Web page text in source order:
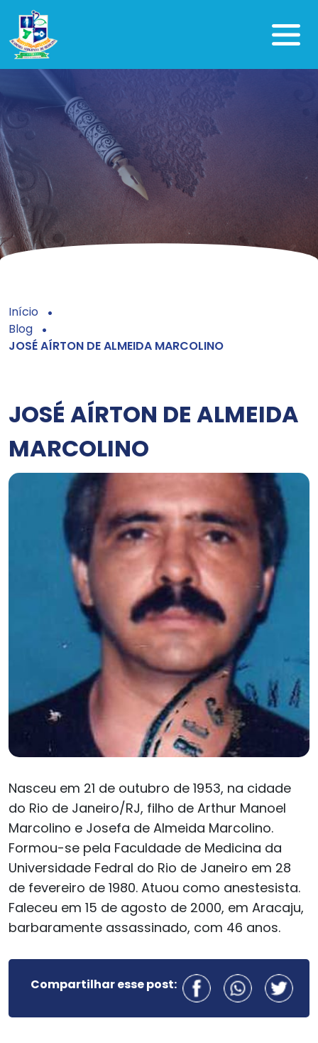
Início
Blog
JOSÉ AÍRTON DE ALMEIDA MARCOLINO
JOSÉ AÍRTON DE ALMEIDA
MARCOLINO
Nasceu em 21 de outubro de 1953, na cidade
do Rio de Janeiro/RJ, filho de Arthur Manoel
Marcolino e Josefa de Almeida Marcolino.
Formou-se pela Faculdade de Medicina da
Universidade Fedral do Rio de Janeiro em 28
de fevereiro de 1980. Atuou como anestesista.
Faleceu em 15 de agosto de 2000, em Aracaju,
barbaramente assassinado, com 46 anos.
Compartilhar esse post: